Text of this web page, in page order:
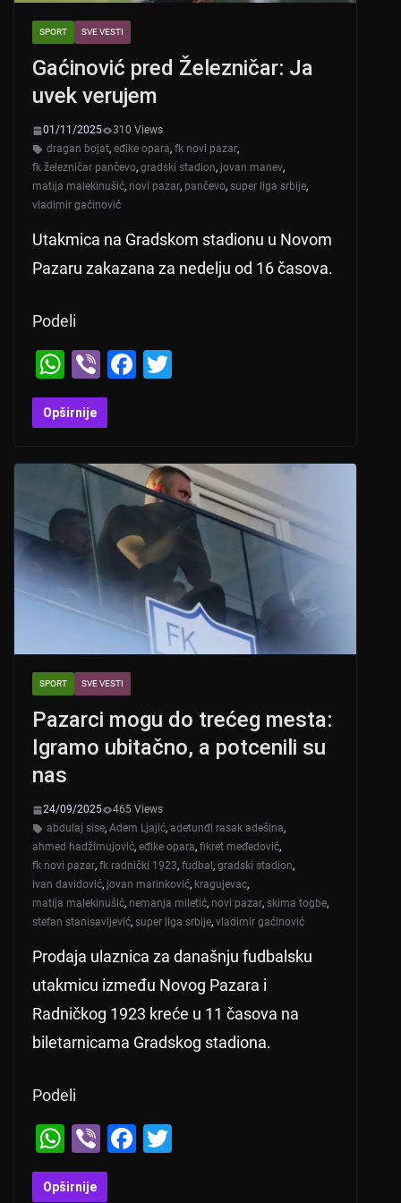
SPORT SVE VESTI
Gaćinović pred Železničar: Ja
uvek verujem
01/11/2025
310 Views
dragan bojat, eđike opara, fk novi pazar,
fk železničar pančevo, gradski stadion, jovan manev,
matija malekinušić, novi pazar, pančevo, super liga srbije,
vladimir gaćinović
Utakmica na Gradskom stadionu u Novom
Pazaru zakazana za nedelju od 16 časova.
Podeli
W
h
at
A
p
Vi
b
er
F
b
o
o
k
Opširnije
SPORT SVE VESTI
Pazarci mogu do trećeg mesta:
Igramo ubitačno, a potcenili su
nas
24/09/2025
465 Views
abdulaj sise, Adem Ljajić, adetunđi rasak adešina,
ahmed hadžimujović, eđike opara, fikret međedović,
fk novi pazar, fk radnički 1923, fudbal , gradski stadion,
ivan davidović, jovan marinković, kragujevac,
matija malekinušić, nemanja miletić, novi pazar, skima togbe,
stefan stanisavljević, super liga srbije, vladimir gaćinović
Prodaja ulaznica za današnju fudbalsku
utakmicu između Novog Pazara i
Radničkog 1923 kreće u 11 časova na
biletarnicama Gradskog stadiona.
Podeli
W
h
at
Vi
b
er
F
Opširnije